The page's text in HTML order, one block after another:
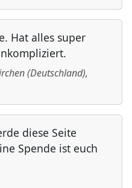
Hat alles super
(Deutschland),
diese Seite
Spende ist euch